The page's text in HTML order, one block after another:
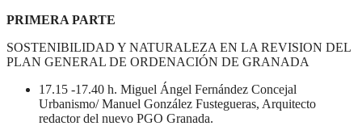
PRIMERA PARTE
SOSTENIBILIDAD Y NATURALEZA EN LA REVISION DEL
PLAN GENERAL DE ORDENACIÓN DE GRANADA
17.15 -17.40 h. Miguel Ángel Fernández Concejal
Urbanismo/ Manuel González Fustegueras, Arquitecto
redactor del nuevo PGO Granada.